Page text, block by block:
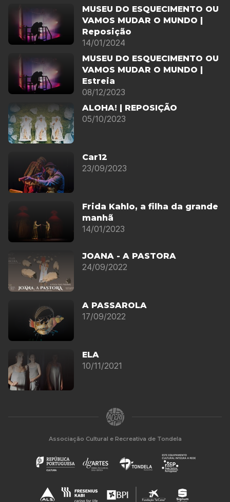
MUSEU DO ESQUECIMENTO OU
VAMOS MUDAR O MUNDO |
Reposição
14/01/2024
MUSEU DO ESQUECIMENTO OU
VAMOS MUDAR O MUNDO |
Estreia
08/12/2023
ALOHA! | REPOSIÇÃO
05/10/2023
Car12
23/09/2023
Frida Kahlo, a filha da grande
manhã
14/01/2023
JOANA - A PASTORA
24/09/2022
A PASSAROLA
17/09/2022
ELA
10/11/2021
Associação Cultural e Recreativa de Tondela